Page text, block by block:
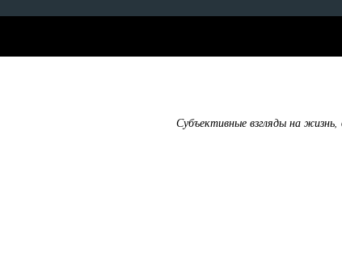
Субъективные взгляды на